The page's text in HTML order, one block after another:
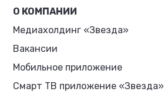
О КОМПАНИИ
Медиахолдинг «Звезда»
Вакансии
Мобильное приложение
Смарт ТВ приложение «Звезда»